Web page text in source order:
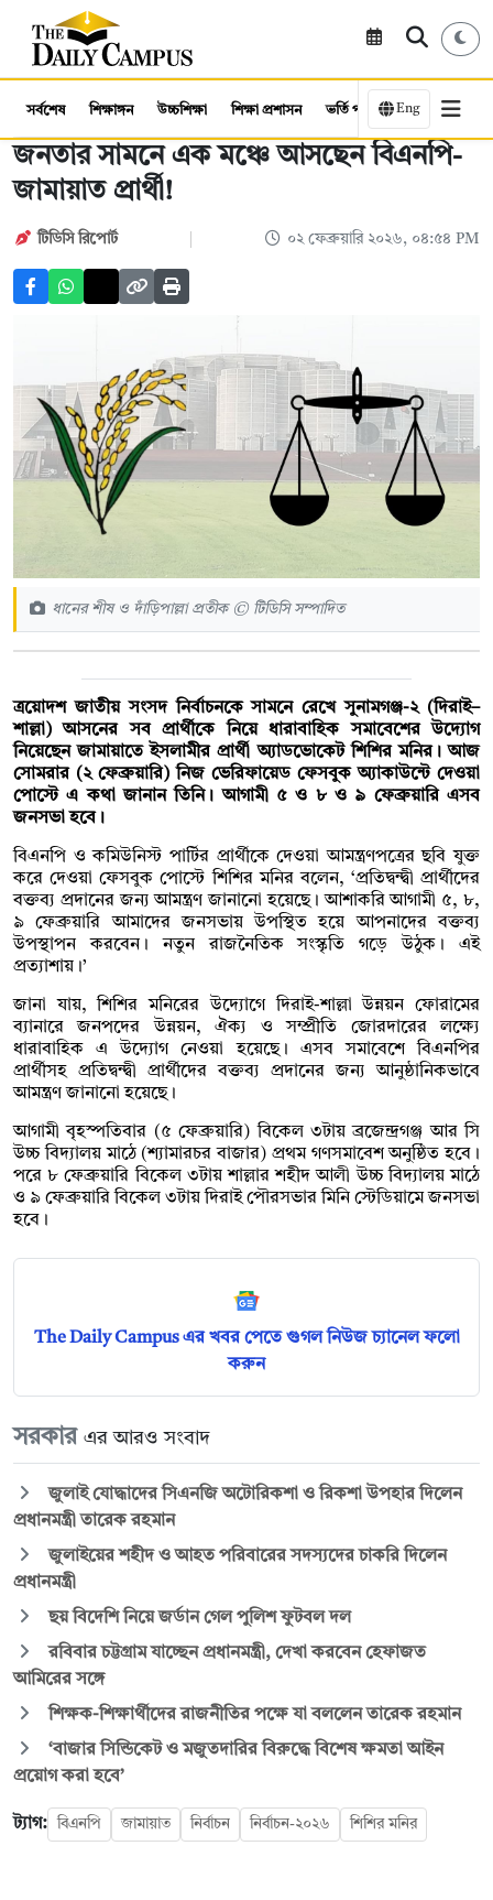
সর্বশেষ শিক্ষাঙ্গন উচ্চশিক্ষা শিক্ষা প্রশাসন ভর্তি পরীক্ষা কর্মসংস্থান
Eng
জনতার সামনে এক মঞ্চে আসছেন বিএনপি-
জামায়াত প্রার্থী!
টিডিসি রিপোর্ট ০২ ফেব্রুয়ারি ২০২৬, ০৪:৫৪ PM
ধানের শীষ ও দাঁড়িপাল্লা প্রতীক © টিডিসি সম্পাদিত
ত্রয়োদশ জাতীয় সংসদ নির্বাচনকে সামনে রেখে সুনামগঞ্জ-২ (দিরাই–
শাল্লা) আসনের সব প্রার্থীকে নিয়ে ধারাবাহিক সমাবেশের উদ্যোগ
নিয়েছেন জামায়াতে ইসলামীর প্রার্থী অ্যাডভোকেট শিশির মনির। আজ
সোমরার (২ ফেব্রুয়ারি) নিজ ভেরিফায়েড ফেসবুক অ্যাকাউন্টে দেওয়া
পোস্টে এ কথা জানান তিনি। আগামী ৫ ও ৮ ও ৯ ফেব্রুয়ারি এসব
জনসভা হবে।
বিএনপি ও কমিউনিস্ট পার্টির প্রার্থীকে দেওয়া আমন্ত্রণপত্রের ছবি যুক্ত
করে দেওয়া ফেসবুক পোস্টে শিশির মনির বলেন, ‘প্রতিদ্বন্দ্বী প্রার্থীদের
বক্তব্য প্রদানের জন্য আমন্ত্রণ জানানো হয়েছে। আশাকরি আগামী ৫, ৮,
৯ ফেব্রুয়ারি আমাদের জনসভায় উপস্থিত হয়ে আপনাদের বক্তব্য
উপস্থাপন করবেন। নতুন রাজনৈতিক সংস্কৃতি গড়ে উঠুক। এই
প্রত্যাশায়।’
জানা যায়, শিশির মনিরের উদ্যোগে দিরাই-শাল্লা উন্নয়ন ফোরামের
ব্যানারে জনপদের উন্নয়ন, ঐক্য ও সম্প্রীতি জোরদারের লক্ষ্যে
ধারাবাহিক এ উদ্যোগ নেওয়া হয়েছে। এসব সমাবেশে বিএনপির
প্রার্থীসহ প্রতিদ্বন্দ্বী প্রার্থীদের বক্তব্য প্রদানের জন্য আনুষ্ঠানিকভাবে
আমন্ত্রণ জানানো হয়েছে।
আগামী বৃহস্পতিবার (৫ ফেব্রুয়ারি) বিকেল ৩টায় ব্রজেন্দ্রগঞ্জ আর সি
উচ্চ বিদ্যালয় মাঠে (শ্যামারচর বাজার) প্রথম গণসমাবেশ অনুষ্ঠিত হবে।
পরে ৮ ফেব্রুয়ারি বিকেল ৩টায় শাল্লার শহীদ আলী উচ্চ বিদ্যালয় মাঠে
ও ৯ ফেব্রুয়ারি বিকেল ৩টায় দিরাই পৌরসভার মিনি স্টেডিয়ামে জনসভা
হবে।
The Daily Campus এর খবর পেতে গুগল নিউজ চ্যানেল ফলো
করুন
সরকার এর আরও সংবাদ
জুলাই যোদ্ধাদের সিএনজি অটোরিকশা ও রিকশা উপহার দিলেন
প্রধানমন্ত্রী তারেক রহমান
জুলাইয়ের শহীদ ও আহত পরিবারের সদস্যদের চাকরি দিলেন
প্রধানমন্ত্রী
ছয় বিদেশি নিয়ে জর্ডান গেল পুলিশ ফুটবল দল
রবিবার চট্টগ্রাম যাচ্ছেন প্রধানমন্ত্রী, দেখা করবেন হেফাজত
আমিরের সঙ্গে
শিক্ষক-শিক্ষার্থীদের রাজনীতির পক্ষে যা বললেন তারেক রহমান
‘বাজার সিন্ডিকেট ও মজুতদারির বিরুদ্ধে বিশেষ ক্ষমতা আইন
প্রয়োগ করা হবে’
ট্যাগ: বিএনপি জামায়াত নির্বাচন নির্বাচন-২০২৬ শিশির মনির